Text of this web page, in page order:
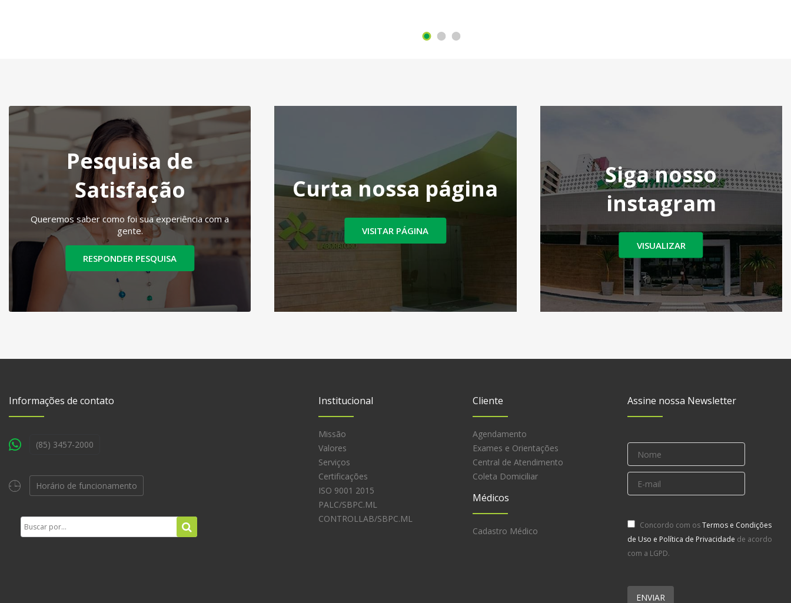
Pesquisa de
Satisfação
Queremos saber como foi sua experiência com a
gente.
RESPONDER PESQUISA
Curta nossa página
VISITAR PÁGINA
Siga nosso
instagram
VISUALIZAR
Informações de contato
(85) 3457-2000
Horário de funcionamento
Institucional
Missão
Valores
Serviços
Certificações
ISO 9001 2015
PALC/SBPC.ML
CONTROLLAB/SBPC.ML
Cliente
Agendamento
Exames e Orientações
Central de Atendimento
Coleta Domiciliar
Médicos
Cadastro Médico
Assine nossa Newsletter
Concordo com osTermos e Condições
de Uso e Política de Privacidade de acordo
com a LGPD.